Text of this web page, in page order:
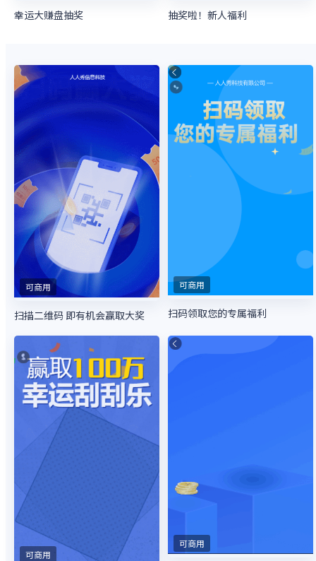
幸运大赚盘抽奖 抽奖啦！新人福利
可商用
扫描二维码 即有机会赢取大奖
可商用
扫码领取您的专属福利
可商用
可商用